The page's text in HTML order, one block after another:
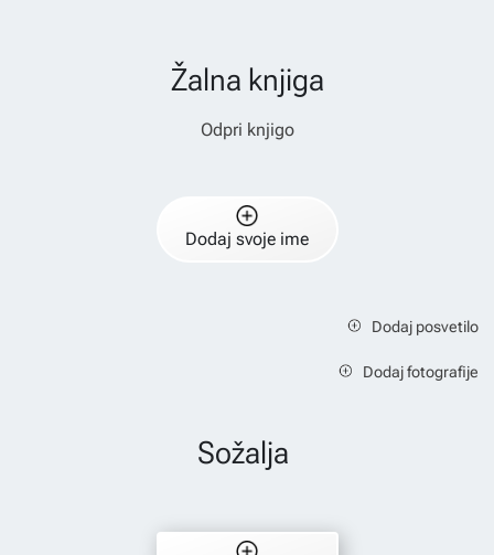
Žalna knjiga
Odpri knjigo
Dodaj svoje ime
Dodaj posvetilo
Dodaj fotografije
Sožalja